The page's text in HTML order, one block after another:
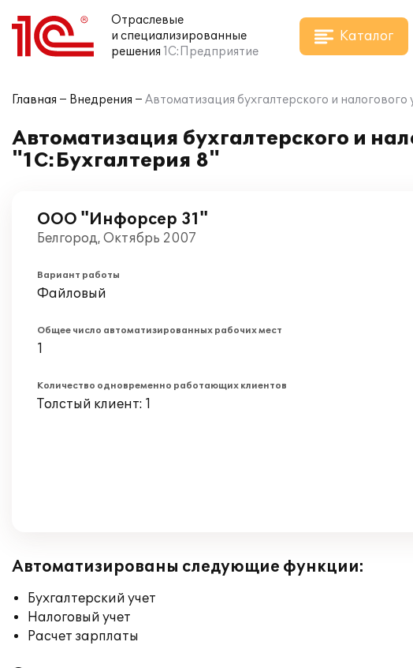
Отраслевые
и специализированные
решения 1С:Предприятие
Каталог
Главная Внедрения Автоматизация бухгалтерского и
Автоматизация бухгалтерского и
"1С:Бухгалтерия 8"
ООО "Инфорсер 31"
Белгород, Октябрь 2007
Вариант работы
Файловый
Общее число автоматизированных рабочих мест
1
Количество одновременно работающих клиентов
Толстый клиент: 1
Автоматизированы следующие функции:
Бухгалтерский учет
Налоговый учет
Расчет зарплаты